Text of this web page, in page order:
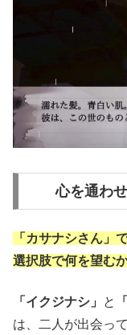
心を通わ
「カサナシさん」
選択肢で何を望む
「イクジナシ」 と
は、二人が出会っ